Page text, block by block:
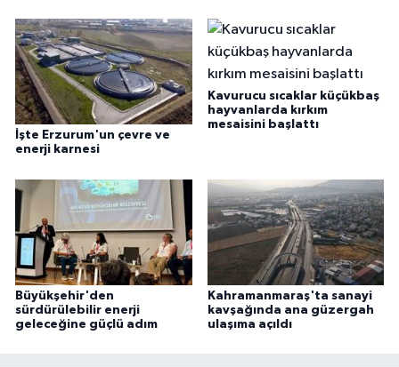
İşte Erzurum'un çevre ve
enerji karnesi
Kavurucu sıcaklar küçükbaş
hayvanlarda kırkım
mesaisini başlattı
Büyükşehir'den
sürdürülebilir enerji
geleceğine güçlü adım
Kahramanmaraş'ta sanayi
kavşağında ana güzergah
ulaşıma açıldı